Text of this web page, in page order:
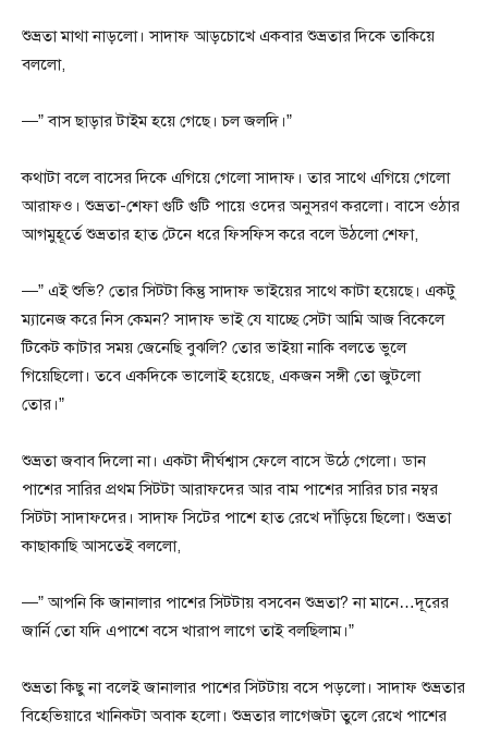
শুভ্রতা মাথা নাড়লো। সাদাফ আড়চোখে একবার শুভ্রতার দিকে তাকিয়ে
বললো,
—” বাস ছাড়ার টাইম হয়ে গেছে। চল জলদি।”
কথাটা বলে বাসের দিকে এগিয়ে গেলো সাদাফ। তার সাথে এগিয়ে গেলো
আরাফও। শুভ্রতা-শেফা গুটি গুটি পায়ে ওদের অনুসরণ করলো। বাসে ওঠার
আগমুহূর্তে শুভ্রতার হাত টেনে ধরে ফিসফিস করে বলে উঠলো শেফা,
—” এই শুভি? তোর সিটটা কিন্তু সাদাফ ভাইয়ের সাথে কাটা হয়েছে। একটু
ম্যানেজ করে নিস কেমন? সাদাফ ভাই যে যাচ্ছে সেটা আমি আজ বিকেলে
টিকেট কাটার সময় জেনেছি বুঝলি? তোর ভাইয়া নাকি বলতে ভুলে
গিয়েছিলো। তবে একদিকে ভালোই হয়েছে, একজন সঙ্গী তো জুটলো
তোর।”
শুভ্রতা জবাব দিলো না। একটা দীর্ঘশ্বাস ফেলে বাসে উঠে গেলো। ডান
পাশের সারির প্রথম সিটটা আরাফদের আর বাম পাশের সারির চার নম্বর
সিটটা সাদাফদের। সাদাফ সিটের পাশে হাত রেখে দাঁড়িয়ে ছিলো। শুভ্রতা
কাছাকাছি আসতেই বললো,
—” আপনি কি জানালার পাশের সিটটায় বসবেন শুভ্রতা? না মানে…দূরের
জার্নি তো যদি এপাশে বসে খারাপ লাগে তাই বলছিলাম।”
শুভ্রতা কিছু না বলেই জানালার পাশের সিটটায় বসে পড়লো। সাদাফ শুভ্রতার
বিহেভিয়ারে খানিকটা অবাক হলো। শুভ্রতার লাগেজটা তুলে রেখে পাশের